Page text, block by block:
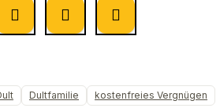
Dultfamilie kostenfreies Vergnügen